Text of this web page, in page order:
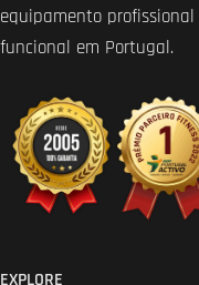
equipamento
funcional em Portugal.
EXPLORE